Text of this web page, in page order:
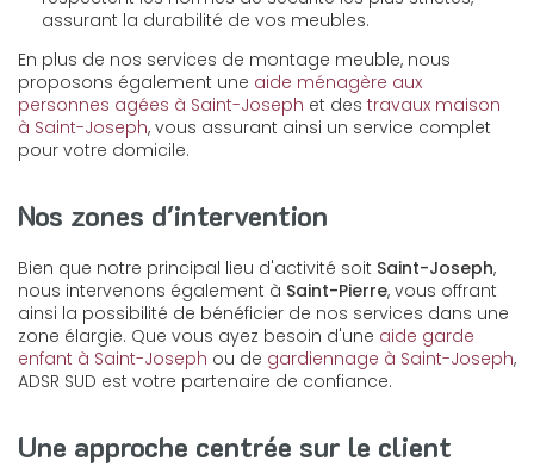
assurant la durabilité de vos meubles.
En plus de nos services de montage meuble, nous
proposons également une aide ménagère aux
personnes agées à Saint-Joseph et des travaux maison
à Saint-Joseph, vous assurant ainsi un service complet
pour votre domicile.
Nos zones d'intervention
Bien que notre principal lieu d'activité soit Saint-Joseph,
nous intervenons également à Saint-Pierre, vous offrant
ainsi la possibilité de bénéficier de nos services dans une
zone élargie. Que vous ayez besoin d'une aide garde
enfant à Saint-Joseph ou de gardiennage à Saint-Joseph,
ADSR SUD est votre partenaire de confiance.
Une approche centrée sur le client